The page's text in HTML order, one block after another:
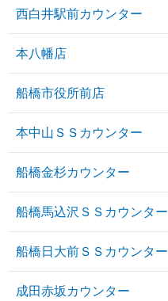
西白井駅前カウンター
本八幡店
船橋市役所前店
本中山ＳＳカウンター
船橋金杉カウンター
船橋馬込沢ＳＳカウンター
船橋日大前ＳＳカウンター
成田赤坂カウンター